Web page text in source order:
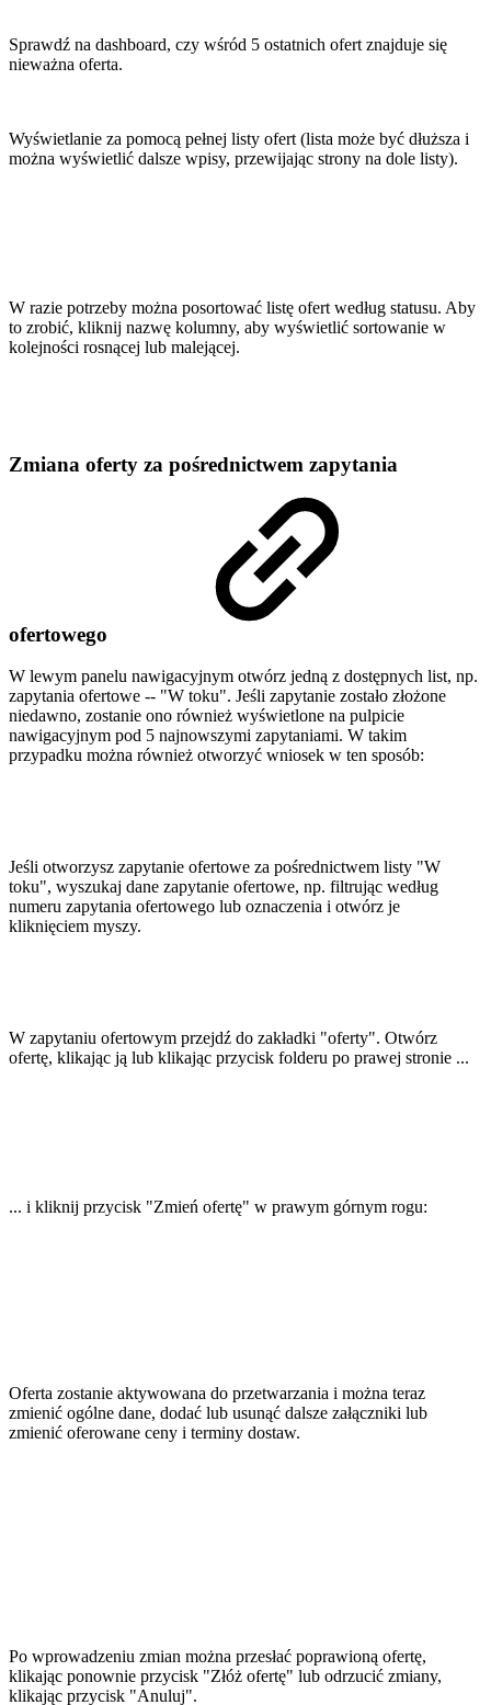
Sprawdź na dashboard, czy wśród 5 ostatnich ofert znajduje się
nieważna oferta.
Wyświetlanie za pomocą pełnej listy ofert (lista może być dłuższa i
można wyświetlić dalsze wpisy, przewijając strony na dole listy).
W razie potrzeby można posortować listę ofert według statusu. Aby
to zrobić, kliknij nazwę kolumny, aby wyświetlić sortowanie w
kolejności rosnącej lub malejącej.
Zmiana oferty za pośrednictwem zapytania
ofertowego
W lewym panelu nawigacyjnym otwórz jedną z dostępnych list, np.
zapytania ofertowe -- "W toku". Jeśli zapytanie zostało złożone
niedawno, zostanie ono również wyświetlone na pulpicie
nawigacyjnym pod 5 najnowszymi zapytaniami. W takim
przypadku można również otworzyć wniosek w ten sposób:
Jeśli otworzysz zapytanie ofertowe za pośrednictwem listy "W
toku", wyszukaj dane zapytanie ofertowe, np. filtrując według
numeru zapytania ofertowego lub oznaczenia i otwórz je
kliknięciem myszy.
W zapytaniu ofertowym przejdź do zakładki "oferty". Otwórz
ofertę, klikając ją lub klikając przycisk folderu po prawej stronie ...
... i kliknij przycisk "Zmień ofertę" w prawym górnym rogu:
Oferta zostanie aktywowana do przetwarzania i można teraz
zmienić ogólne dane, dodać lub usunąć dalsze załączniki lub
zmienić oferowane ceny i terminy dostaw.
Po wprowadzeniu zmian można przesłać poprawioną ofertę,
klikając ponownie przycisk "Złóż ofertę" lub odrzucić zmiany,
klikając przycisk "Anuluj".